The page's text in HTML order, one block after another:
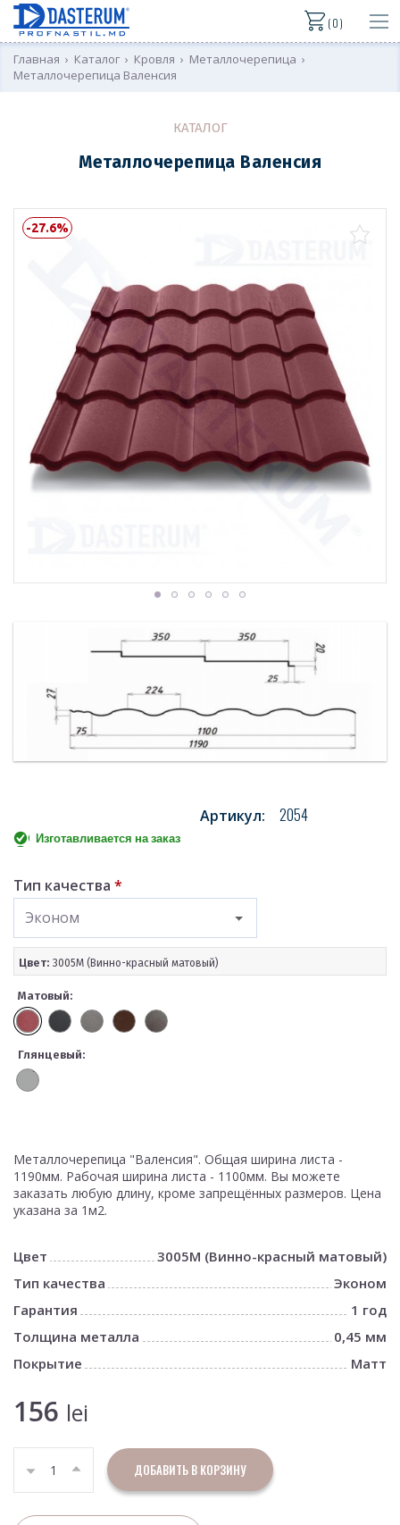
( 0 )
Главная › Каталог › Кровля › Металлочерепица ›
Металлочерепица Валенсия
КАТАЛОГ
Металлочерепица Валенсия
-27.6%
Артикул: 2054
Изготавливается на заказ
Тип качества *
Эконом
Цвет: 3005M (Винно-красный матовый)
Матовый:
Глянцевый:
Металлочерепица "Валенсия". Общая ширина листа -
1190мм. Рабочая ширина листа - 1100мм. Вы можете
заказать любую длину, кроме запрещённых размеров. Цена
указана за 1м2.
Цвет
3005M (Винно-красный матовый)
Тип качества
Эконом
Гарантия
1 год
Толщина металла
0,45 мм
Покрытие
Матт
156 lei
ДОБАВИТЬ В КОРЗИНУ